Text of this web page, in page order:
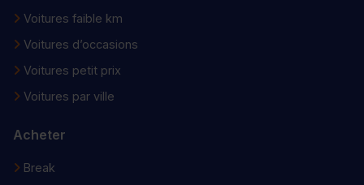
Voitures faible km
Voitures d’occasions
Voitures petit prix
Voitures par ville
Acheter
Break